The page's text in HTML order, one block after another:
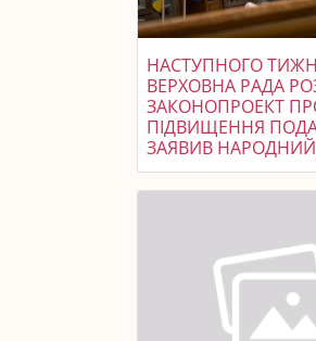
НАСТУПНОГО
ВЕРХОВНА РАДА
ЗАКОНОПРОЕКТ
ПІДВИЩЕННЯ
ЗАЯВИВ НАРОДНИЙ